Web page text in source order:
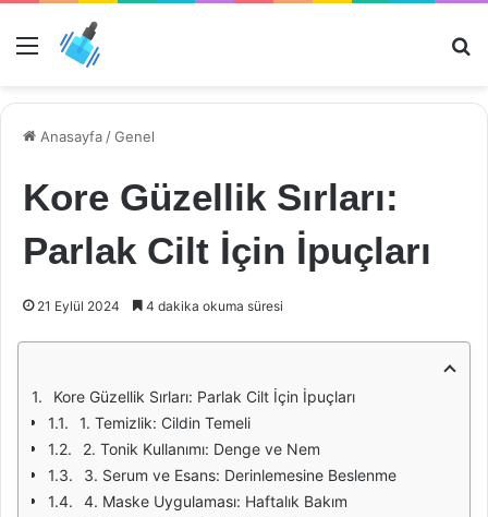
Menü
Anasayfa /Genel
Kore Güzellik Sırları:
Parlak Cilt İçin İpuçları
21 Eylül 2024 4 dakika okuma süresi
Kore Güzellik Sırları: Parlak Cilt İçin İpuçları
1. Temizlik: Cildin Temeli
2. Tonik Kullanımı: Denge ve Nem
3. Serum ve Esans: Derinlemesine Beslenme
4. Maske Uygulaması: Haftalık Bakım